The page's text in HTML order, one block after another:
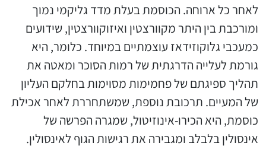
לאחר כל ארוחה. הכוסמת בעלת מדד גליקמי נמוך
ומורכבת בין היתר מקוורצטין ואיזוקוורצטין, שידועים
כמעכבי גלוקוזידאז עוצמתיים במיוחד. כלומר, היא
גורמת לעלייה הדרגתית של רמות הסוכר ומאטה את
תהליך ספיגתם של פחמימות מסוימות בחלקם העליון
של המעיים. תרכובת נוספת, שמשתחררת לאחר אכילת
כוסמת, היא הכירו-אינוזיטול, שמגרה הפרשה של
אינסולין בלבלב ומגבירה את רגישות הגוף לאינסולין.